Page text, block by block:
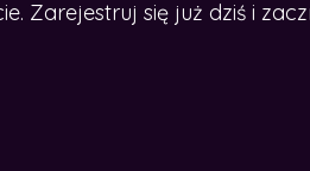
Zarejestruj się już dziś i
e-book